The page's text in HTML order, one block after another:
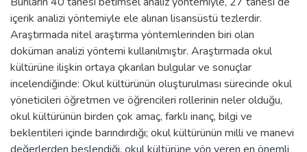
içerik analizi yöntemiyle ele alınan lisansüstü tezlerdir.
Araştırmada nitel araştırma yöntemlerinden biri olan
doküman analizi yöntemi kullanılmıştır. Araştırmada okul
kültürüne ilişkin ortaya çıkarılan bulgular ve sonuçlar
incelendiğinde: Okul kültürünün oluşturulması sürecinde okul
yöneticileri öğretmen ve öğrencileri rollerinin neler olduğu,
okul kültürünün birden çok amaç, farklı inanç, bilgi ve
beklentileri içinde barındırdığı; okul kültürünün milli ve manevi